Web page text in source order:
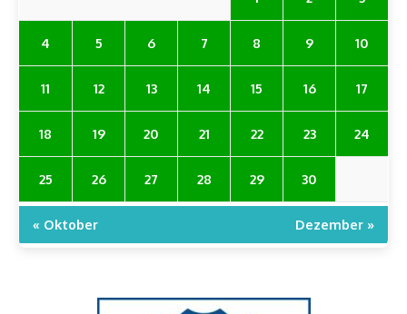
4 5 6 7 8 9 10
11 12 13 14 15 16 17
18 19 20 21 22 23 24
25 26 27 28 29 30
« Oktober Dezember »